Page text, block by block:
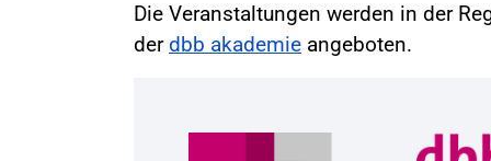
Die Veranstaltungen werden in der
derdbb akademie angeboten.